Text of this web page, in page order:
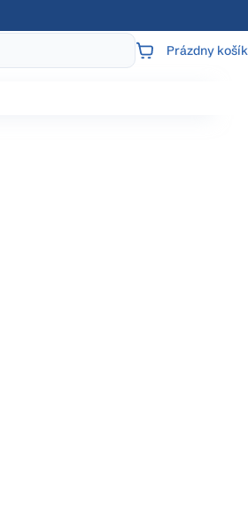
NÁKUPNÝ
Prázdny košík